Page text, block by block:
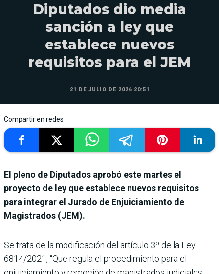
Diputados dio media
sanción a ley que
establece nuevos
requisitos para el JEM
21 DE JULIO DE 2026 20:51
Compartir en redes
El pleno de Diputados aprobó este martes el
proyecto de ley que establece nuevos requisitos
para integrar el Jurado de Enjuiciamiento de
Magistrados (JEM).
Se trata de la modificación del artículo 3º de la Ley
6814/2021, “Que regula el procedimiento para el